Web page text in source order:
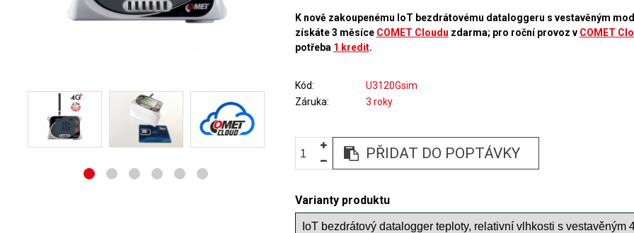
K nově zakoupenému IoT bezdrátovému dataloggeru s vestavěným
získáte 3 měsíce COMET Cloudu zdarma; pro roční provoz v COMET
potřeba 1 kredit.
Kód
U3120Gsim
Záruka
3 roky
PŘIDAT DO POPTÁVKY
Varianty produktu